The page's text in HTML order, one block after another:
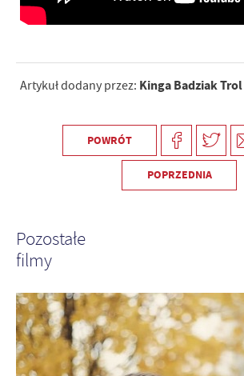
Artykuł dodany przez: Kinga Badziak
POWRÓT
POPRZEDNIA
Pozostałe
filmy